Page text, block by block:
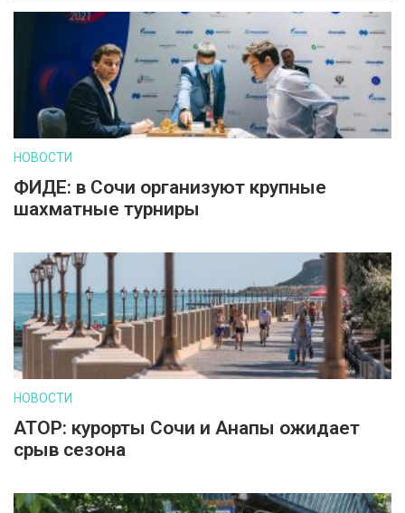
НОВОСТИ
ФИДЕ: в Сочи организуют крупные
шахматные турниры
НОВОСТИ
АТОР: курорты Сочи и Анапы ожидает
срыв сезона